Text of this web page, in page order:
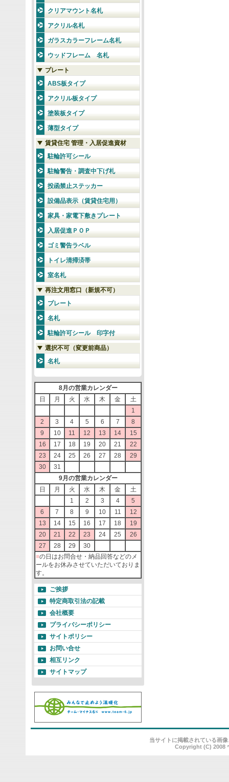
クリアマウント名札
アクリル名札
ガラスカラーフレーム名札
ウッドフレーム 名札
プレート
ABS板タイプ
アクリル板タイプ
塗装板タイプ
薄型タイプ
賃貸住宅 管理・入居促進資材
駐輪許可シール
駐輪警告・調査中下げ札
投函禁止ステッカー
設備品表示（賃貸住宅用）
家具・家電下敷きプレート
入居促進ＰＯＰ
ゴミ警告ラベル
トイレ清掃済帯
室名札
再注文用窓口（新規不可）
プレート
名札
駐輪許可シール 印字付
選択不可（変更前商品）
名札
8月の営業カレンダー
日
月 火 水 木 金
土
1
2
3 4 5 6 7
8
9
10 11 12 13 14
15
16
17 18 19 20 21
22
23
24 25 26 27 28
29
30
31
9月の営業カレンダー
日
月 火 水 木 金
土
1
2 3 4
5
6
7 8 9 10 11
12
13
14 15 16 17 18
19
20
21 22 23 24 25
26
27
28 29
30
■の日はお問合せ・納品回答などのメ
ールをお休みさせていただいておりま
す。
ご挨拶
特定商取引法の記載
会社概要
プライバシーポリシー
サイトポリシー
お問い合せ
相互リンク
サイトマップ
当サイトに掲載されている画
Copyright (C) 2008